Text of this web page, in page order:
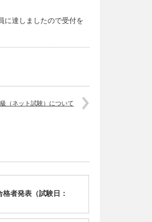
達しましたので受付を
（ネット試験）について
者発表（試験日：